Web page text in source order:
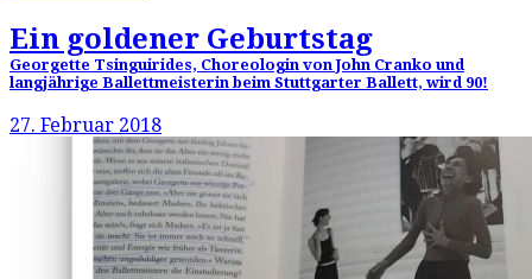
Ein goldener Geburtstag
Georgette Tsinguirides, Choreologin von John Cranko und
langjährige Ballettmeisterin beim Stuttgarter Ballett, wird 90!
27. Februar 2018